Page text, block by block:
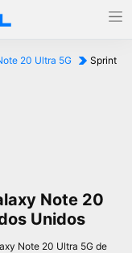
20 Ultra 5G
Sprint
Note 20
Unidos
Note 20 Ultra 5G de